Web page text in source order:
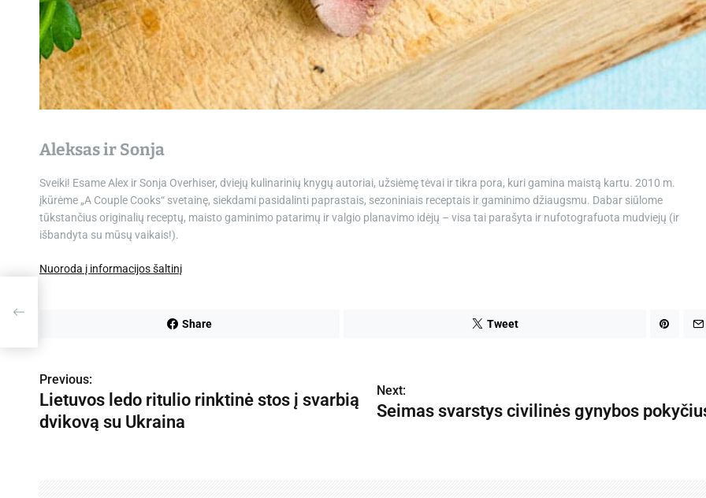
Aleksas ir Sonja
Sveiki! Esame Alex ir Sonja Overhiser, dviejų kulinarinių knygų autoriai, užsiėmę tėvai ir tikra pora, kuri gamina maistą kartu. 2010 m.
įkūrėme „A Couple Cooks“ svetainę, siekdami pasidalinti paprastais, sezoniniais receptais ir gaminimo džiaugsmu. Dabar siūlome
tūkstančius originalių receptų, maisto gaminimo patarimų ir valgio planavimo idėjų – visa tai parašyta ir nufotografuota mudviejų (ir
išbandyta su mūsų vaikais!).
Nuoroda į informacijos šaltinį
Share Tweet
N
a
Previous:
Lietuvos ledo ritulio rinktinė stos į svarbią
dvikovą su Ukraina
Next:
Seimas svarstys civilinės gynybos